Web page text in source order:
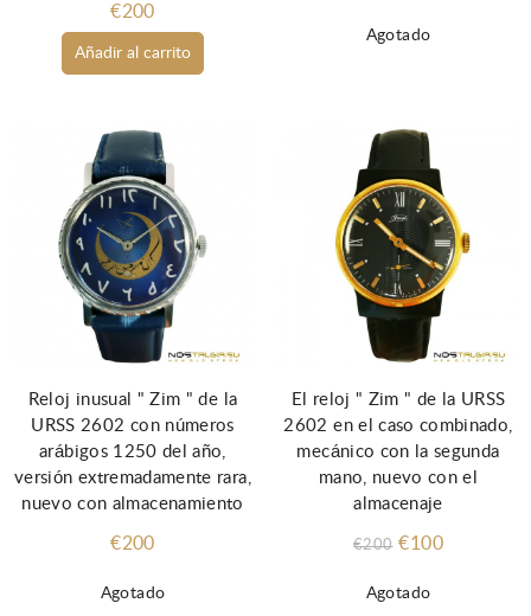
Añadir al carrito
€200
Agotado
Agotado
Reloj inusual " Zim " de la
URSS 2602 con números
arábigos 1250 del año,
versión extremadamente rara,
nuevo con almacenamiento
€200
Agotado
El reloj " Zim " de la URSS
2602 en el caso combinado,
mecánico con la segunda
mano, nuevo con el
almacenaje
€200 €100